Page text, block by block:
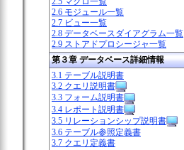
2.6 モジュール一覧
2.7 ビュー一覧
2.8 データベースダイアグラム一覧
2.9 ストアドプロシージャ一覧
第３章 データベース詳細情報
3.1 テーブル説明書
3.2 クエリ説明書
3.3 フォーム説明書
3.4 レポート説明書
3.5 リレーションシップ説明書
3.6 テーブル参照定義書
3.7 クエリ定義書